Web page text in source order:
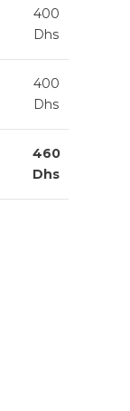
400
Dhs
400
Dhs
460
Dhs